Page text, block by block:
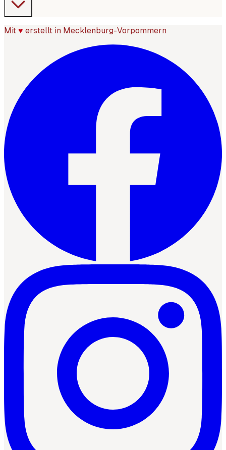
Mit ♥ erstellt in Mecklenburg-Vorpommern